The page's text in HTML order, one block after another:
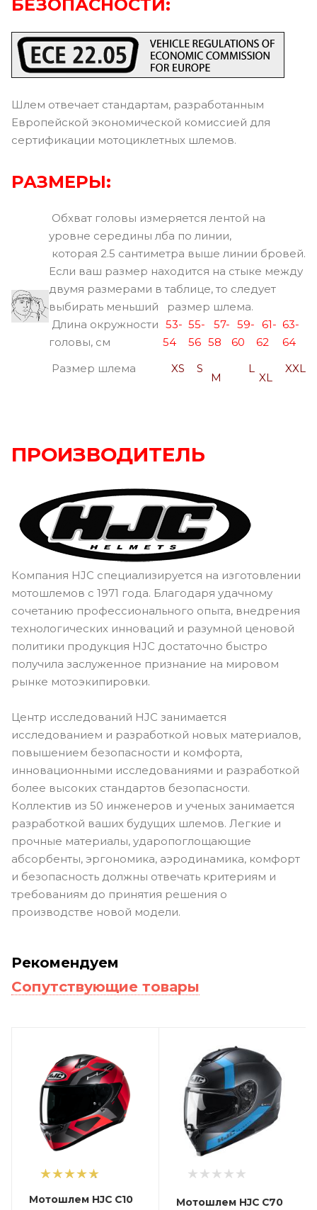
БЕЗОПАСНОСТИ:
Шлем отвечает стандартам, разработанным
Европейской экономической комиссией для
сертификации мотоциклетных шлемов.
РАЗМЕРЫ:
Обхват головы измеряется лентой на
уровне середины лба по линии,
которая 2.5 сантиметра выше линии бровей.
Если ваш размер находится на стыке между
двумя размерами в таблице, то следует
выбирать меньший размер шлема.
Длина окружности
головы, см
53-
54
55-
56
57-
58
59-
60
61-
62
63-
64
Размер шлема
XS S
M
L
XL
XXL
ПРОИЗВОДИТЕЛЬ
Компания HJC специализируется на изготовлении
мотошлемов с 1971 года. Благодаря удачному
сочетанию профессионального опыта, внедрения
технологических инноваций и разумной ценовой
политики продукция HJC достаточно быстро
получила заслуженное признание на мировом
рынке мотоэкипировки.
Центр исследований HJC занимается
исследованием и разработкой новых материалов,
повышением безопасности и комфорта,
инновационными исследованиями и разработкой
более высоких стандартов безопасности.
Коллектив из 50 инженеров и ученых занимается
разработкой ваших будущих шлемов. Легкие и
прочные материалы, ударопоглощающие
абсорбенты, эргономика, аэродинамика, комфорт
и безопасность должны отвечать критериям и
требованиям до принятия решения о
производстве новой модели.
Рекомендуем
Сопутствующие товары
1
Мотошлем HJC C10
Мотошлем HJC C70